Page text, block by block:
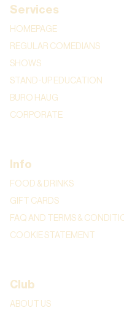
Services
HOMEPAGE
REGULAR COMEDIANS
SHOWS
STAND-UP EDUCATION
BURO HAUG
CORPORATE
Info
FOOD & DRINKS
GIFT CARDS
FAQ AND TERMS &
COOKIE STATEMENT
Club
ABOUT US